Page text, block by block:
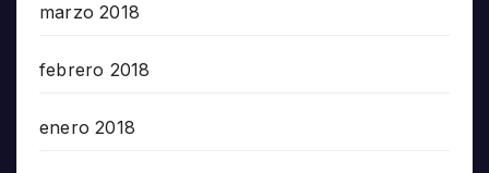
marzo 2018
febrero 2018
enero 2018